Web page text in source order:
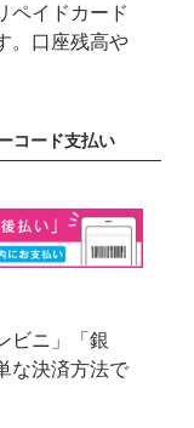
ペイドカード
。口座残高や
コード支払い
ビニ」「銀
な決済方法で